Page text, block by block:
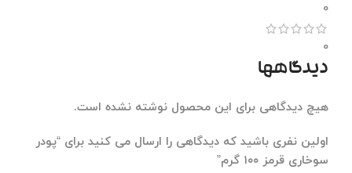
0
0
دیدگاهها
هیچ دیدگاهی برای این محصول نوشته نشده است.
اولین نفری باشید که دیدگاهی را ارسال می کنید برای “پودر
سوخاری قرمز ۱۰۰ گرم”